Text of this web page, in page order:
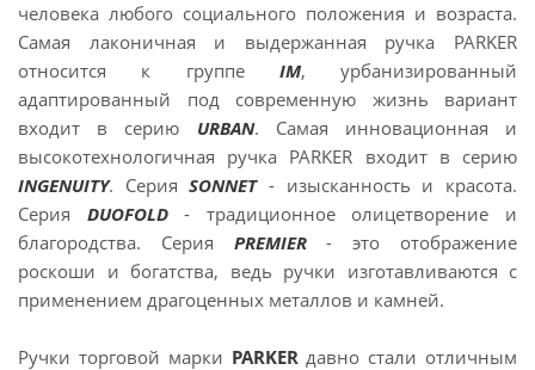
человека любого социального положения и возраста.
Самая лаконичная и выдержанная ручка PARKER
относится к группе IM, урбанизированный
адаптированный под современную жизнь вариант
входит в серию URBAN. Самая инновационная и
высокотехнологичная ручка PARKER входит в серию
INGENUITY. СерияSONNET- изысканность и красота.
Серия DUOFOLD- традиционное олицетворение и
благородства. Серия PREMIER- это отображение
роскоши и богатства, ведь ручки изготавливаются с
применением драгоценных металлов и камней.
Ручки торговой марки PARKERдавно стали отличным